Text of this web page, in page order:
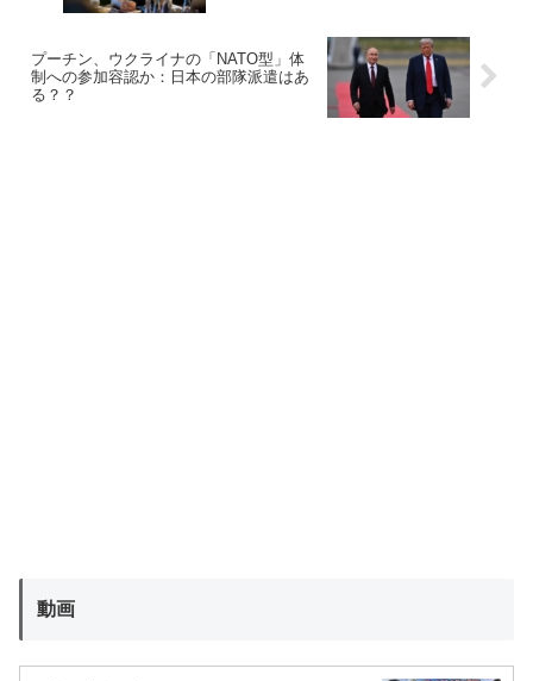
プーチン、ウクライナの「NATO型」体
制への参加容認か：日本の部隊派遣はあ
る？？
動画